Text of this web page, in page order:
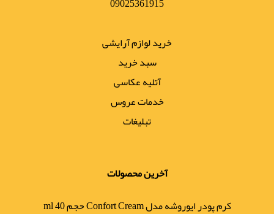
خرید لوازم آرایشی
سبد خرید
آتلیه عکاسی
خدمات عروس
تبلیغات
آخرین محصولات
کرم پودر ایوروشه مدل Confort Cream حجم 40 ml